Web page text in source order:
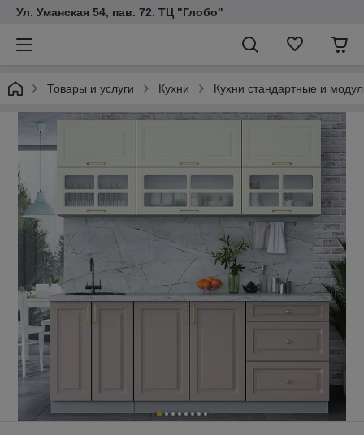
Ул. Уманская 54, пав. 72. ТЦ "Глобо"
Товары и услуги Кухни Кухни стандартные и